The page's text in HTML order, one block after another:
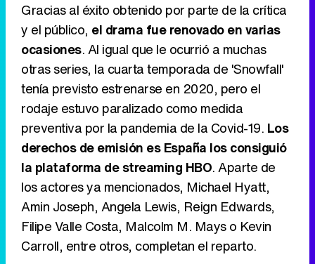
Gracias al éxito obtenido por parte de la crítica
y el público, el drama fue renovado en varias
ocasiones. Al igual que le ocurrió a muchas
otras series, la cuarta temporada de 'Snowfall'
tenía previsto estrenarse en 2020, pero el
rodaje estuvo paralizado como medida
preventiva por la pandemia de la Covid-19. Los
derechos de emisión es España los consiguió
la plataforma de streaming HBO. Aparte de
los actores ya mencionados, Michael Hyatt,
Amin Joseph, Angela Lewis, Reign Edwards,
Filipe Valle Costa, Malcolm M. Mays o Kevin
Carroll, entre otros, completan el reparto.